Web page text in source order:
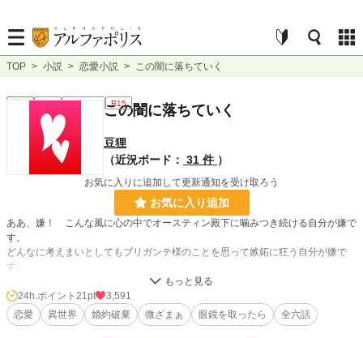
TOP > 小説 > 恋愛小説 > この闇に落ちていく
完結 ｼｮｰﾄｼｮｰﾄ R15
この闇に落ちていく
豆狸
（近況ボード： 31 件 ）
お気に入りに追加して更新通知を受け取ろう
お気に入り追加
ああ、嫌！ こんな風に心の中でオースティン殿下に噛みつき続ける自分が嫌で
す。
どんなに考えまいとしてもブリガンテ様のことを思って嫉妬に狂う自分が嫌で
す。
足元にはいつも地獄へ続く闇があります。いいえ、私はもう闇に落ちているので
す。どうしたって這い上がることができないのです。
なろう様でも公開中です。
24h.ポイント 21pt
3,591
恋愛
異世界 婚約破棄 微ざまぁ 眼鏡を取ったら 全六話